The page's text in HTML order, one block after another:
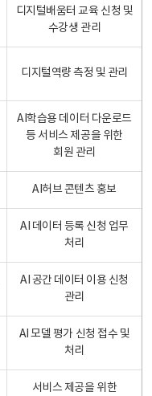
디지털배움터 교육 신청 및
수강생 관리
디지털역량 측정 및 관리
AI학습용 데이터 다운로드
등 서비스 제공을 위한
회원 관리
AI허브 콘텐츠 홍보
AI 데이터 등록 신청 업무
처리
AI 공간 데이터 이용 신청
관리
AI 모델 평가 신청 접수 및
처리
서비스 제공을 위한